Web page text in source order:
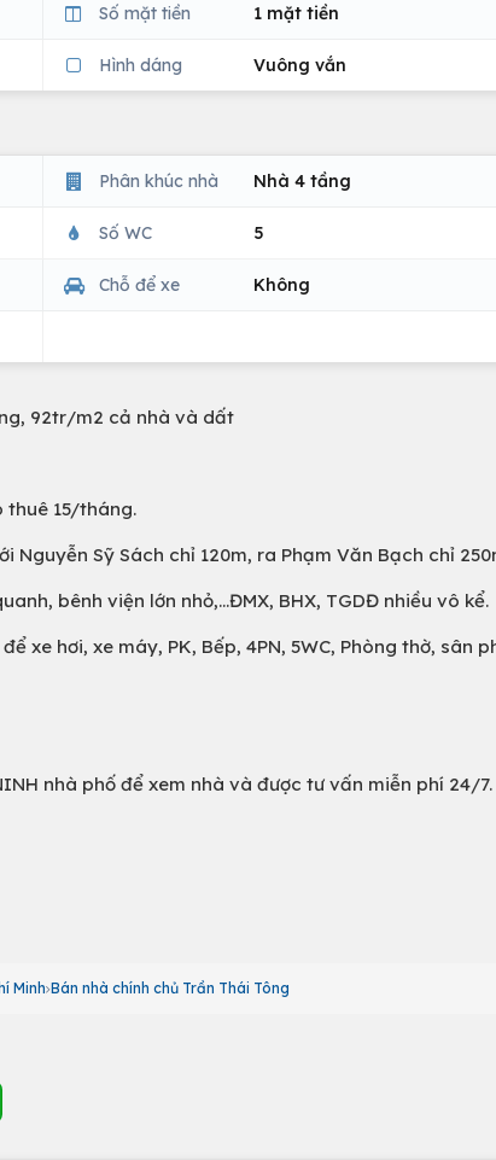
Số mặt tiền 1 mặt tiền
Hình dáng Vuông vắn
Phân khúc nhà Nhà 4 tầng
Số WC 5
Chỗ để xe Không
92tr/m2 cả nhà và dất
thuê 15/tháng.
Nguyễn Sỹ Sách chỉ 120m, ra Phạm Văn Bạch chỉ
bênh viện lớn nhỏ,...ĐMX, BHX, TGDĐ nhiều vô kể.
xe hơi, xe máy, PK, Bếp, 4PN, 5WC, Phòng thờ, sân
nhà phố để xem nhà và được tư vấn miễn phí 24/7.
Minh Bán nhà chính chủ Trần Thái Tông